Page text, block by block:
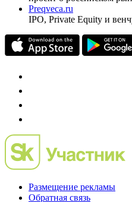
Preqveca.ru
IPO, Private Equity и
Размещение рекламы
Обратная связь